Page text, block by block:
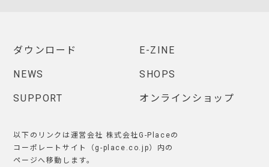
ダウンロード E-ZINE
NEWS SHOPS
SUPPORT オンラインショップ
以下のリンクは運営会社 株式会社G-Placeの
コーポレートサイト（g-place.co.jp）内の
ページへ移動します。